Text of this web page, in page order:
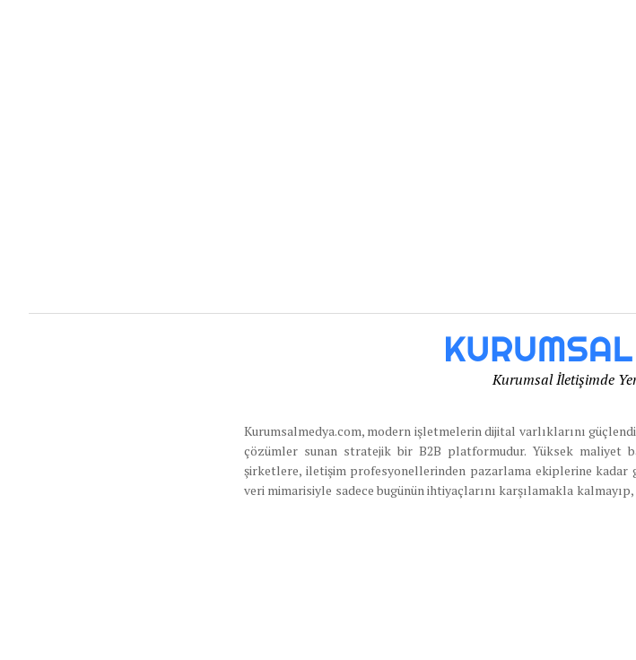
Kurumsal İletişimde
Kurumsalmedya.com, modern işletmelerin dijital varlıklarını
çözümler sunan stratejik bir B2B platformudur. Yüksek maliyet
şirketlere, iletişim profesyonellerinden pazarlama ekiplerine kadar
veri mimarisiyle sadece bugünün ihtiyaçlarını karşılamakla